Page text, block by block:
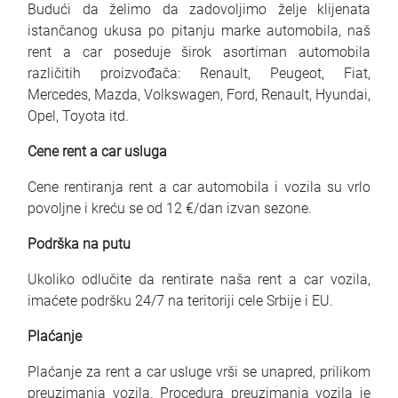
Budući da želimo da zadovoljimo želje klijenata
istančanog ukusa po pitanju marke automobila, naš
rent a car poseduje širok asortiman automobila
različitih proizvođača: Renault, Peugeot, Fiat,
Mercedes, Mazda, Volkswagen, Ford, Renault, Hyundai,
Opel, Toyota itd.
Cene rent a car usluga
Cene rentiranja rent a car automobila i vozila su vrlo
povoljne i kreću se od 12 €/dan izvan sezone.
Podrška na putu
Ukoliko odlučite da rentirate naša rent a car vozila,
imaćete podršku 24/7 na teritoriji cele Srbije i EU.
Plaćanje
Plaćanje za rent a car usluge vrši se unapred, prilikom
preuzimanja vozila. Procedura preuzimanja vozila je